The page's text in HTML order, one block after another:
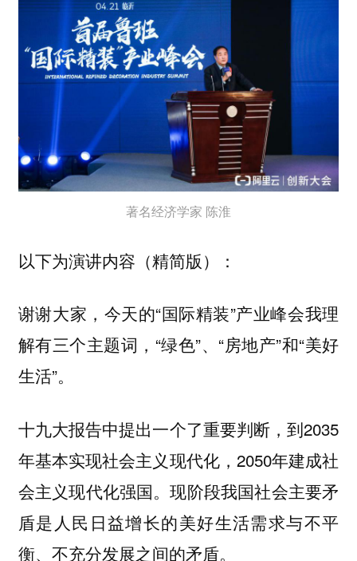
著名经济学家 陈淮
以下为演讲内容（精简版）：
谢谢大家，今天的“国际精装”产业峰会我理
解有三个主题词，“绿色”、“房地产”和“美好
生活”。
十九大报告中提出一个了重要判断，到2035
年基本实现社会主义现代化，2050年建成社
会主义现代化强国。现阶段我国社会主要矛
盾是人民日益增长的美好生活需求与不平
衡、不充分发展之间的矛盾。